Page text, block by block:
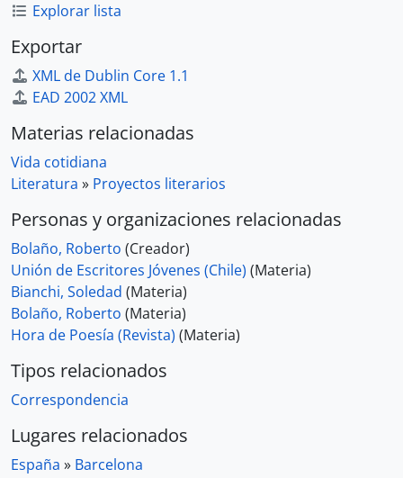
Explorar lista
Exportar
XML de Dublin Core 1.1
EAD 2002 XML
Materias relacionadas
Vida cotidiana
Literatura » Proyectos literarios
Personas y organizaciones relacionadas
Bolaño, Roberto (Creador)
Unión de Escritores Jóvenes (Chile) (Materia)
Bianchi, Soledad (Materia)
Bolaño, Roberto (Materia)
Hora de Poesía (Revista) (Materia)
Tipos relacionados
Correspondencia
Lugares relacionados
España » Barcelona